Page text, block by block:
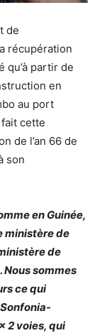
de
récupération
qu’à partir de
en
au port
cette
de l’an 66 de
son
en Guinée,
ministère de
de
Nous sommes
ce qui
2 voies, qui